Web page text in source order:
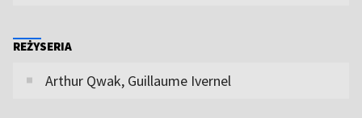
REŻYSERIA
Arthur Qwak, Guillaume Ivernel